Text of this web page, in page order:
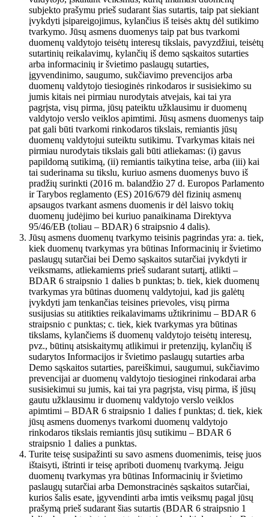
subjekto prašymu prieš sudarant šias sutartis, taip pat siekiant
įvykdyti įsipareigojimus, kylančius iš teisės aktų dėl sutikimo
tvarkymo. Jūsų asmens duomenys taip pat bus tvarkomi
duomenų valdytojo teisėtų interesų tikslais, pavyzdžiui, teisėtų
sutartinių reikalavimų, kylančių iš demo sąskaitos sutarties
arba informacinių ir švietimo paslaugų sutarties,
įgyvendinimo, saugumo, sukčiavimo prevencijos arba
duomenų valdytojo tiesioginės rinkodaros ir susisiekimo su
jumis kitais nei pirmiau nurodytais atvejais, kai tai yra
pagrįsta, visų pirma, jūsų pateiktu užklausimu ir duomenų
valdytojo verslo veiklos apimtimi. Jūsų asmens duomenys taip
pat gali būti tvarkomi rinkodaros tikslais, remiantis jūsų
duomenų valdytojui suteiktu sutikimu. Tvarkymas kitais nei
pirmiau nurodytais tikslais gali būti atliekamas: (i) gavus
papildomą sutikimą, (ii) remiantis taikytina teise, arba (iii) kai
tai suderinama su tikslu, kuriuo asmens duomenys buvo iš
pradžių surinkti (2016 m. balandžio 27 d. Europos Parlamento
ir Tarybos reglamento (ES) 2016/679 dėl fizinių asmenų
apsaugos tvarkant asmens duomenis ir dėl laisvo tokių
duomenų judėjimo bei kuriuo panaikinama Direktyva
95/46/EB (toliau – BDAR) 6 straipsnio 4 dalis).
Jūsų asmens duomenų tvarkymo teisinis pagrindas yra: a. tiek,
kiek duomenų tvarkymas yra būtinas Informacinių ir švietimo
paslaugų sutarčiai bei Demo sąskaitos sutarčiai įvykdyti ir
veiksmams, atliekamiems prieš sudarant sutartį, atlikti –
BDAR 6 straipsnio 1 dalies b punktas; b. tiek, kiek duomenų
tvarkymas yra būtinas duomenų valdytojui, kad jis galėtų
įvykdyti jam tenkančias teisines prievoles, visų pirma
susijusias su atitikties reikalavimams užtikrinimu – BDAR 6
straipsnio c punktas; c. tiek, kiek tvarkymas yra būtinas
tikslams, kylančiems iš duomenų valdytojo teisėtų interesų,
pvz., būtinų atsiskaitymų atlikimui ir pretenzijų, kylančių iš
sudarytos Informacijos ir švietimo paslaugų sutarties arba
Demo sąskaitos sutarties, pareiškimui, saugumui, sukčiavimo
prevencijai ar duomenų valdytojo tiesioginei rinkodarai arba
susisiekimui su jumis, kai tai yra pagrįsta, visų pirma, iš jūsų
gautu užklausimu ir duomenų valdytojo verslo veiklos
apimtimi – BDAR 6 straipsnio 1 dalies f punktas; d. tiek, kiek
jūsų asmens duomenys tvarkomi duomenų valdytojo
rinkodaros tikslais remiantis jūsų sutikimu – BDAR 6
straipsnio 1 dalies a punktas.
Turite teisę susipažinti su savo asmens duomenimis, teisę juos
ištaisyti, ištrinti ir teisę apriboti duomenų tvarkymą. Jeigu
duomenų tvarkymas yra būtinas Informacinių ir švietimo
paslaugų sutarčiai arba Demonstracinės sąskaitos sutarčiai,
kurios šalis esate, įgyvendinti arba imtis veiksmų pagal jūsų
prašymą prieš sudarant šias sutartis (BDAR 6 straipsnio 1